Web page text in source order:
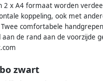
x A4 formaat worden
koppeling, ook met
comfortabele
de rand aan de voorzijde
zwart